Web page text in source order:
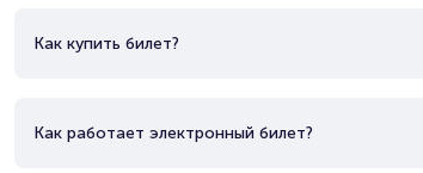
Как купить билет?
Как работает электронный билет?